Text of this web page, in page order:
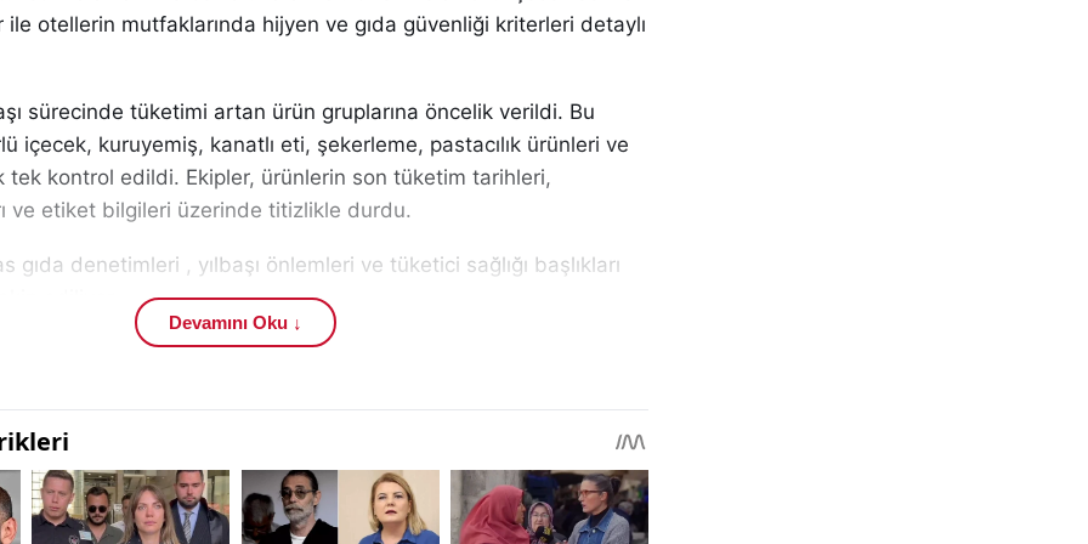
ile otellerin mutfaklarında hijyen ve gıda güvenliği kriterleri detaylı
sürecinde tüketimi artan ürün gruplarına öncelik verildi. Bu
içecek, kuruyemiş, kanatlı eti, şekerleme, pastacılık ürünleri ve
tek kontrol edildi. Ekipler, ürünlerin son tüketim tarihleri,
ve etiket bilgileri üzerinde titizlikle durdu.
gıda denetimleri , yılbaşı önlemleri ve tüketici sağlığı başlıkları
artan dışarıda yeme alışkanlığı nedeniyle restoran ve otel
denetimler de yoğunlaştırıldı. Denetim ekipleri, mutfakların
temizliği ve kullanılan hammaddelerin mevzuata
yerlerinde yapılacak küçük ihmallerin bile halk sağlığı
doğurabileceğine dikkat çekti.
Devamını Oku ↓